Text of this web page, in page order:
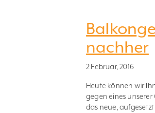
nachher
2 Februar, 2016
Heute können wir
gegen eines
das neue,